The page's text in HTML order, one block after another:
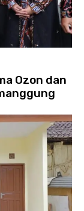
Ozon dan